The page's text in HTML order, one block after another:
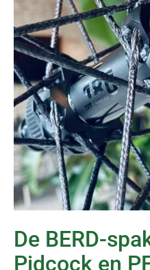
De BERD-
Pidcock en